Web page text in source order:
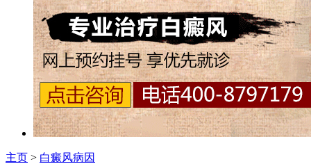
主页 > 白癜风病因